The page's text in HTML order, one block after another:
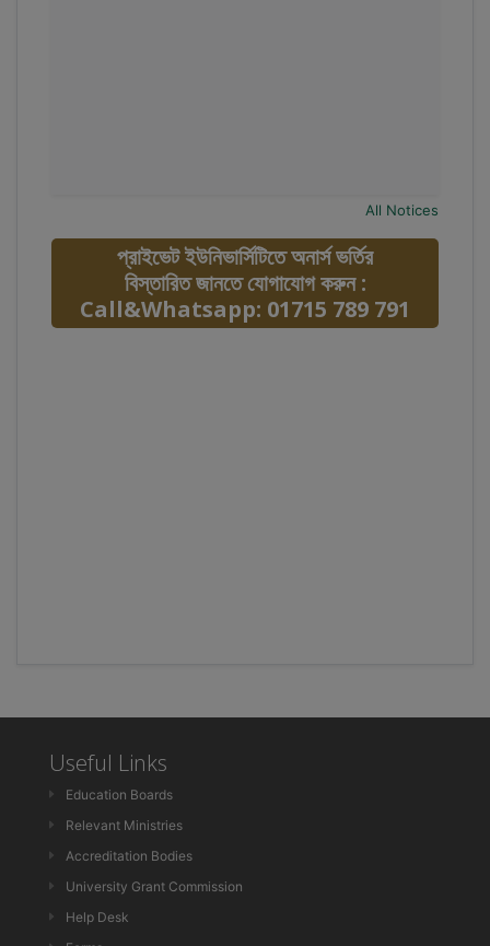
All Notices
প্রাইভেট ইউনিভার্সিটিতে অনার্স ভর্তির
বিস্তারিত জানতে যোগাযোগ করুন :
Call&Whatsapp: 01715 789 791
Useful Links
Education Boards
Relevant Ministries
Accreditation Bodies
University Grant Commission
Help Desk